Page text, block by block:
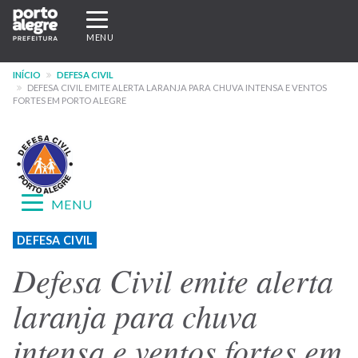
Pular
para
conteúdo
principal
Expandir/recolher
navegação
MENU
INÍCIO
DEFESA CIVIL
DEFESA CIVIL EMITE ALERTA LARANJA PARA CHUVA INTENSA E VENTOS
FORTES EM PORTO ALEGRE
Menu
-
site
Defesa
Expandir/recolher
MENU
DEFESA CIVIL
Defesa Civil emite alerta
laranja para chuva